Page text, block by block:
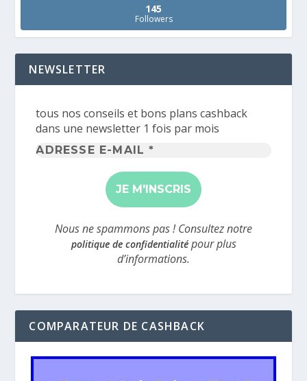
145
Followers
NEWSLETTER
tous nos conseils et bons plans cashback
dans une newsletter 1 fois par mois
Adresse
mail
*
Nous ne spammons pas ! Consultez notre
politique de confidentialitépour plus
d’informations.
COMPARATEUR DE CASHBACK